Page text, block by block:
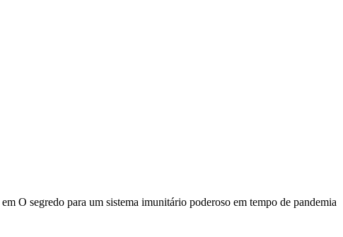
em O segredo para um sistema imunitário poderoso em tempo de pandemia